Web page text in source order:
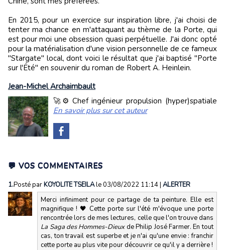
En 2015, pour un exercice sur inspiration libre, j'ai choisi de
tenter ma chance en m'attaquant au thème de la Porte, qui
est pour moi une obsession quasi perpétuelle. J'ai donc opté
pour la matérialisation d'une vision personnelle de ce fameux
"Stargate" local, dont voici le résultat que j'ai baptisé "Porte
sur l'Été" en souvenir du roman de Robert A. Heinlein.
Jean-Michel Archaimbault
🚀⚙️ Chef ingénieur propulsion (hyper)spatiale
En savoir plus sur cet auteur
💬 VOS COMMENTAIRES
1.Posté parKOYOLITE TSEILAle 03/08/2022 11:14| ALERTER
Merci infiniment pour ce partage de ta peinture. Elle est
magnifique ! 🖤 Cette porte sur l'été m'évoque une porte
rencontrée lors de mes lectures, celle que l'on trouve dans
La Saga des Hommes-Dieuxde Philip José Farmer. En tout
cas, ton travail est superbe et je n'ai qu'une envie : franchir
cette porte au plus vite pour découvrir ce qu'il y a derrière !